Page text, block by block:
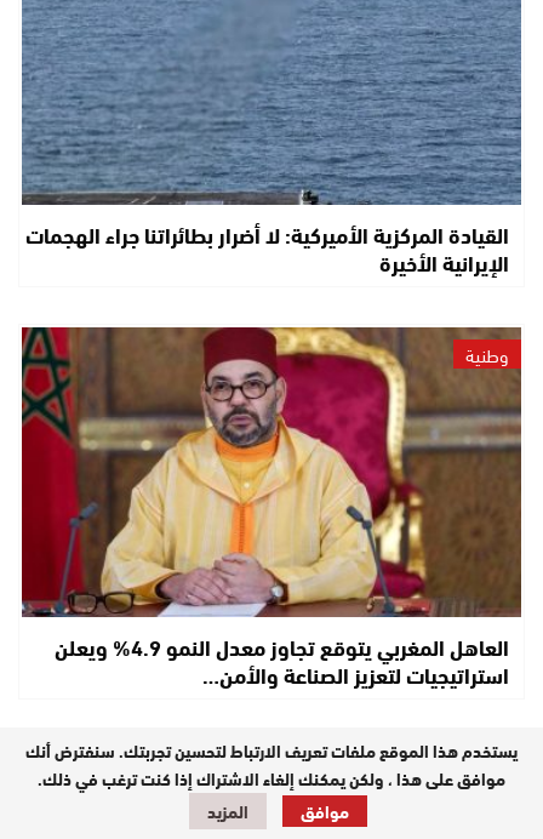
القيادة المركزية الأميركية: لا أضرار بطائراتنا جراء الهجمات
الإيرانية الأخيرة
وطنية
العاهل المغربي يتوقع تجاوز معدل النمو 4.9% ويعلن
استراتيجيات لتعزيز الصناعة والأمن…
حوادث
يستخدم هذا الموقع ملفات تعريف الارتباط لتحسين تجربتك. سنفترض أنك
موافق على هذا ، ولكن يمكنك إلغاء الاشتراك إذا كنت ترغب في ذلك.
موافق
المزيد